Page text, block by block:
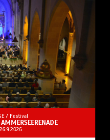
/ Festival